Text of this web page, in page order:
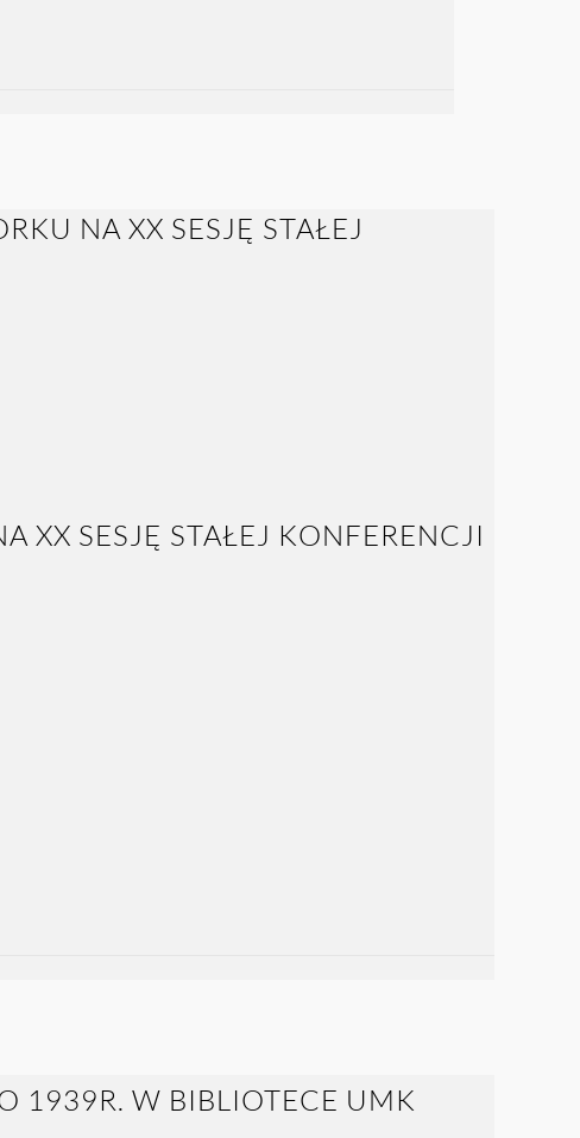
XX SESJĘ STAŁEJ KONFERENCJI